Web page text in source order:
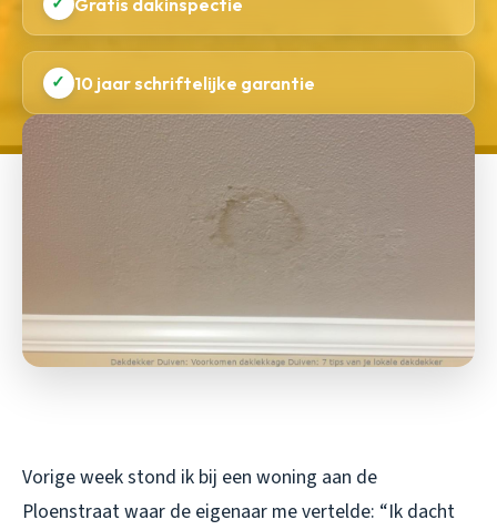
✓ 10 jaar schriftelijke garantie
Vorige week stond ik bij een woning aan de
Ploenstraat waar de eigenaar me vertelde: “Ik dacht